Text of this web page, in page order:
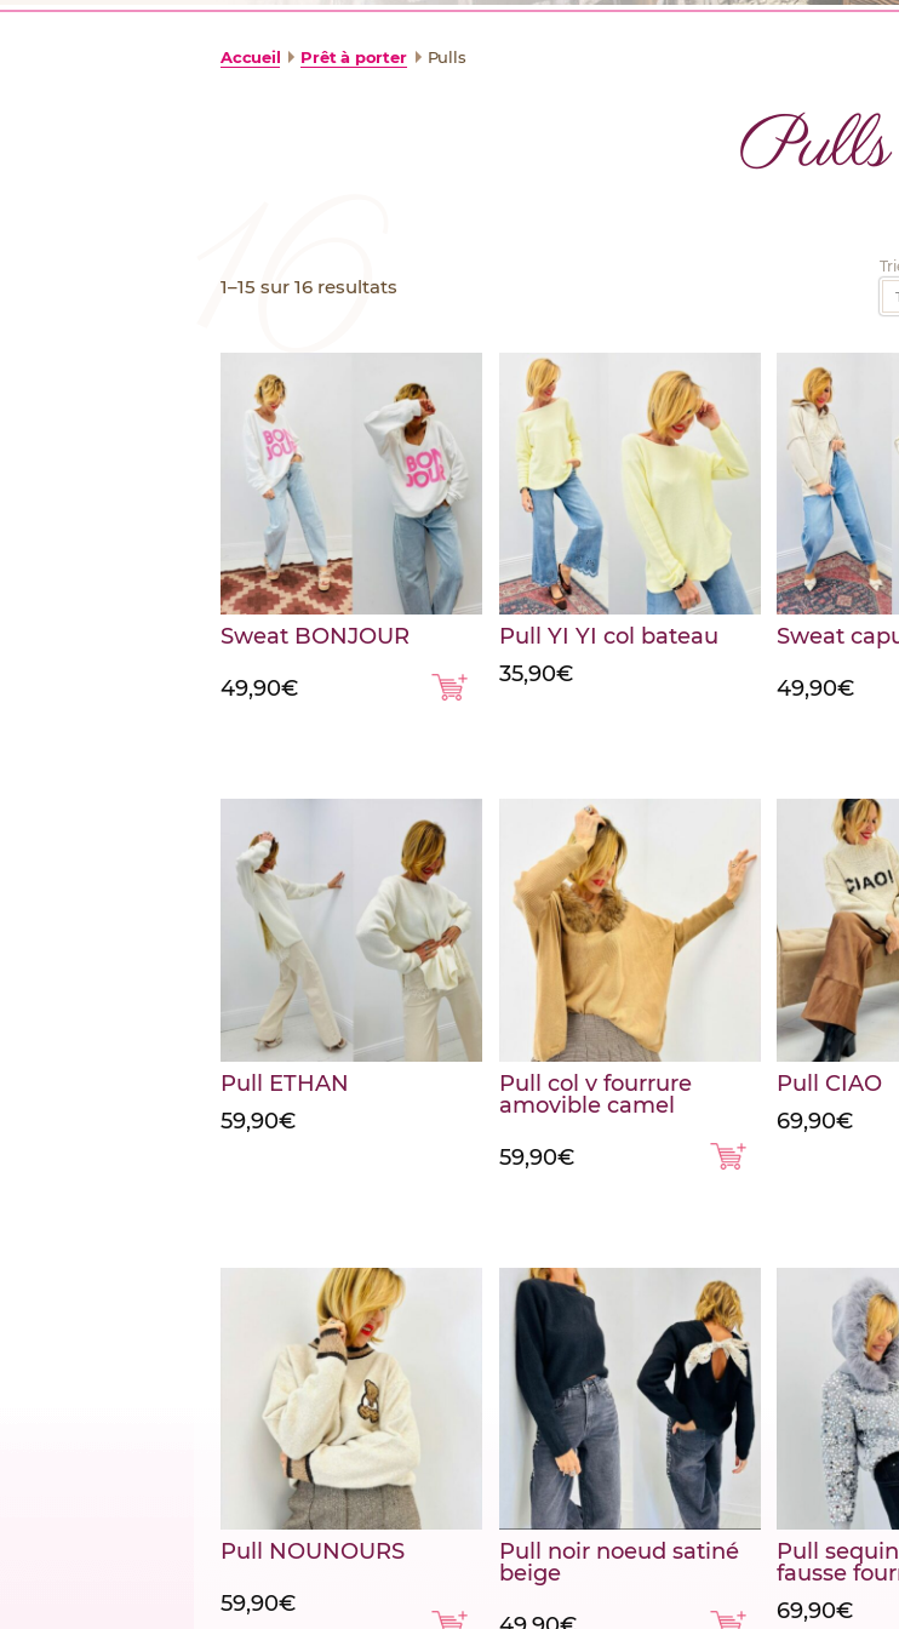
Accueil Prêt à porter Pulls
Pulls
1–15 sur 16 resultats
Sweat BONJOUR
49,90€
Pull YI YI col bateau
35,90€
Sweat
49,90€
Pull ETHAN
59,90€
Pull col v fourrure
amovible camel
59,90€
Pull CIAO
69,90€
Pull NOUNOURS
59,90€
Pull noir noeud satiné
beige
Pull
fausse
69,90€